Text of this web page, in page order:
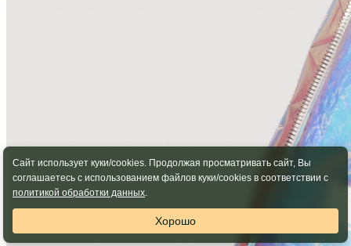
Сайт использует куки/cookies. Продолжая просматривать сайт, Вы
соглашаетесь с использованием файлов куки/cookies в соответствии с
политикой обработки данных.
Хорошо